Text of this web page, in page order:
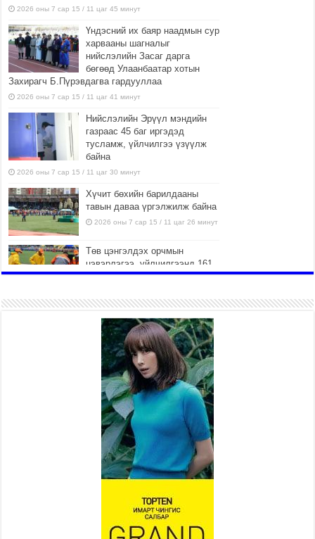
2026 оны 7 сар 15 / 11 цаг 45 минут
Үндэсний их баяр наадмын сур
харвааны шагналыг
нийслэлийн Засаг дарга
бөгөөд Улаанбаатар хотын
Захирагч Б.Пүрэвдагва гардууллаа
2026 оны 7 сар 15 / 11 цаг 41 минут
Нийслэлийн Эрүүл мэндийн
газраас 45 баг иргэдэд
тусламж, үйлчилгээ үзүүлж
байна
2026 оны 7 сар 15 / 11 цаг 30 минут
Хүчит бөхийн барилдааны
тавын даваа үргэлжилж байна
2026 оны 7 сар 15 / 11 цаг 26 минут
Төв цэнгэлдэх орчмын
цэвэрлэгээ, үйлчилгээнд 161
ажилтан, 27 техниктэй
2026 оны 7 сар 15 / 11 цаг 22 минут
Наадмын амралтын өдрүүдэд
нийслэлийн эрүүл мэндийн
байгууллагууд дараах
хуваарийн дагуу ажиллана
2026 оны 7 сар 15 / 11 цаг 18 минут
Үндэсний их баяр наадам
эхэллээ
2026 оны 7 сар 15 / 11 цаг 14 минут
Үер усны аюулаас сэргийлж, нийслэлийн Онцгой
байдлын газрын 162 алба хаагч үүрэг гүйцэтгэж
2026 оны 7 сар 15 / 11 цаг 07 минут
Үндэсний их сурын харваанд 850 харваач цэц